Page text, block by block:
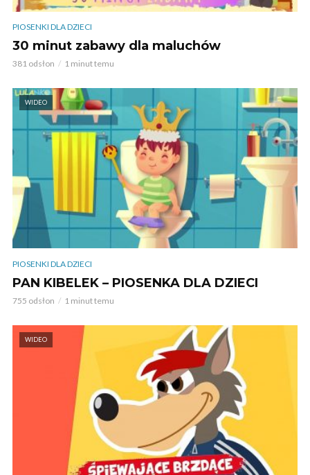
PIOSENKI DLA DZIECI
30 minut zabawy dla maluchów
381 odsłon 1 minut temu
WIDEO
PIOSENKI DLA DZIECI
PAN KIBELEK – PIOSENKA DLA DZIECI
755 odsłon 1 minut temu
WIDEO